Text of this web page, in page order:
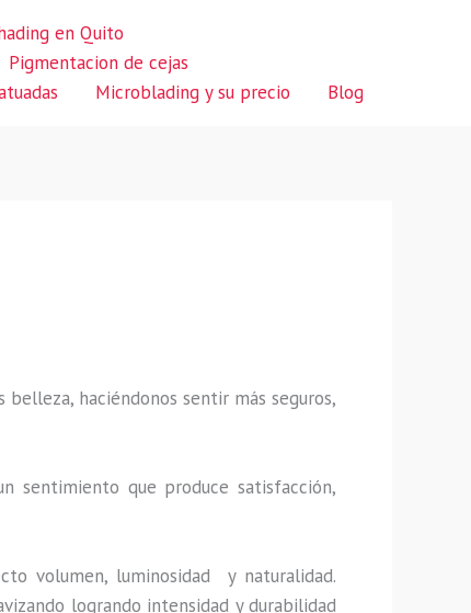
en Quito
Pigmentacion de cejas
Microblading y su precio Blog
haciéndonos sentir más seguros,
sentimiento que produce satisfacción,
volumen, luminosidad y naturalidad.
logrando intensidad y durabilidad